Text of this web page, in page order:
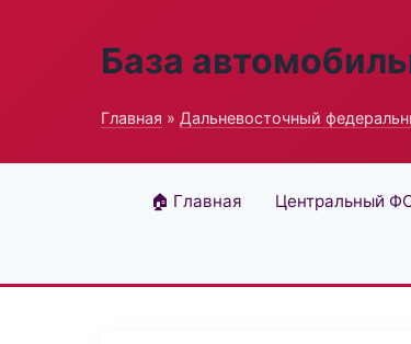
База
Главная » Дальневосточный
🏠 Главная Центральный